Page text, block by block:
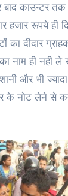
बाद काउन्टर
हजार रूपये ही
का दीदार
नाम ही नही ले
और भी
के नोट लेने से